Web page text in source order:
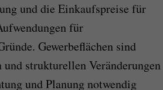
und die Einkaufspreise für
für
Gewerbeflächen sind
strukturellen Veränderungen
und Planung notwendig